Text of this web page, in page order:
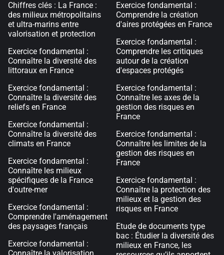
Chiffres clés : La France :
des milieux métropolitains
et ultra-marins entre
valorisation et protection
Exercice fondamental :
Connaître la diversité des
littoraux en France
Exercice fondamental :
Connaître la diversité des
reliefs en France
Exercice fondamental :
Connaître la diversité des
climats en France
Exercice fondamental :
Connaître les milieux
spécifiques de la France
d'outre-mer
Exercice fondamental :
Comprendre l'aménagement
des paysages français
Exercice fondamental :
Exercice fondamental :
Comprendre la création
d'aires protégées en France
Exercice fondamental :
Comprendre les critiques
autour de la création
d'espaces protégés
Exercice fondamental :
Connaître les axes de la
gestion des risques en
France
Exercice fondamental :
Connaître les limites de la
gestion des risques en
France
Exercice fondamental :
Connaître la protection des
milieux et la gestion des
risques en France
Etude de documents type
bac : Étudier la diversité des
milieux en France, les